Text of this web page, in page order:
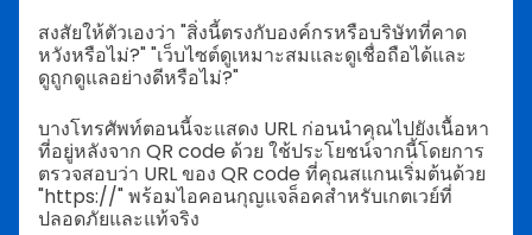
สงสัยให้ตัวเองว่า "สิ่งนี้ตรงกับองค์กรหรือบริษัทที่คาด
หวังหรือไม่?" "เว็บไซต์ดูเหมาะสมและดูเชื่อถือได้และ
ดูถูกดูแลอย่างดีหรือไม่?"
บางโทรศัพท์ตอนนี้จะแสดง URL ก่อนนำคุณไปยังเนื้อหา
ที่อยู่หลังจาก QR code ด้วย ใช้ประโยชน์จากนี้โดยการ
ตรวจสอบว่า URL ของ QR code ที่คุณสแกนเริ่มต้นด้วย
"https://" พร้อมไอคอนกุญแจล็อคสำหรับเกตเวย์ที่
ปลอดภัยและแท้จริง